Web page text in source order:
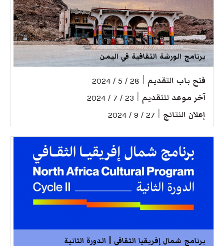
برنامج الورشة الثقافية في اليمن
فتح باب التقديم 28 / 5 / 2024
آخر موعد للتقديم 23 / 7 / 2024
إعلان النتائج 27 / 9 / 2024
برنامج شمال إفريقيا الثقافي | الدورة الثانية